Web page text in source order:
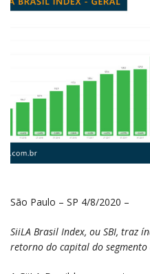
São Paulo – SP 4/8/2020 –
SiiLA Brasil Index, ou SBI, traz
retorno do capital do